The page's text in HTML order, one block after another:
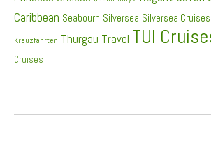
Caribbean Seabourn Silversea Silversea Cruises
Kreuzfahrten Thurgau Travel TUI
Cruises